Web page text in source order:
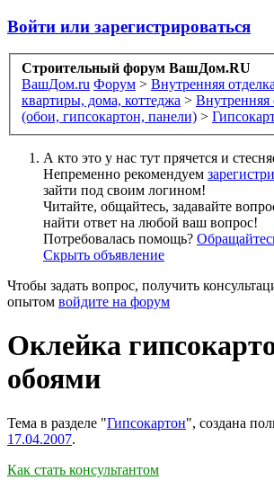
Войти или зарегистрироваться
Строительный форум ВашДом.RU
ВашДом.ru Форум > Внутренняя
квартиры, дома, коттеджа > Внутренняя
(обои, гипсокартон, панели) >
А кто это у нас тут прячется и
Непременно рекомендуем
зайти под своим логином!
Читайте, общайтесь, задавайте
найти ответ на любой ваш вопрос!
Потребовалась помощь?
Скрыть объявление
Чтобы задать вопрос, получить
опытом войдите на форум
Оклейка
обоями
Тема в разделе "Гипсокартон", создана
17.04.2007.
Как стать консультантом